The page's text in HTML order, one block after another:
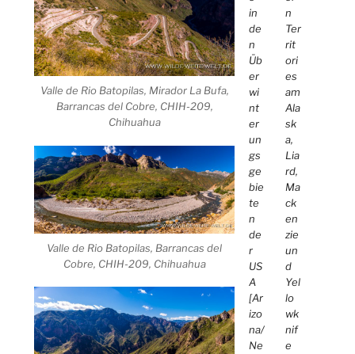
Valle de Rio Batopilas, Mirador La Bufa,
Barrancas del Cobre, CHIH-209,
Chihuahua
Valle de Rio Batopilas, Barrancas del
Cobre, CHIH-209, Chihuahua
in
de
n
Üb
er
wi
nt
er
un
gs
ge
bie
te
n
de
r
US
A
[Ar
izo
na/
Ne
n
Ter
rit
ori
es
am
Ala
sk
a,
Lia
rd,
Ma
ck
en
zie
un
d
Yel
lo
wk
nif
e